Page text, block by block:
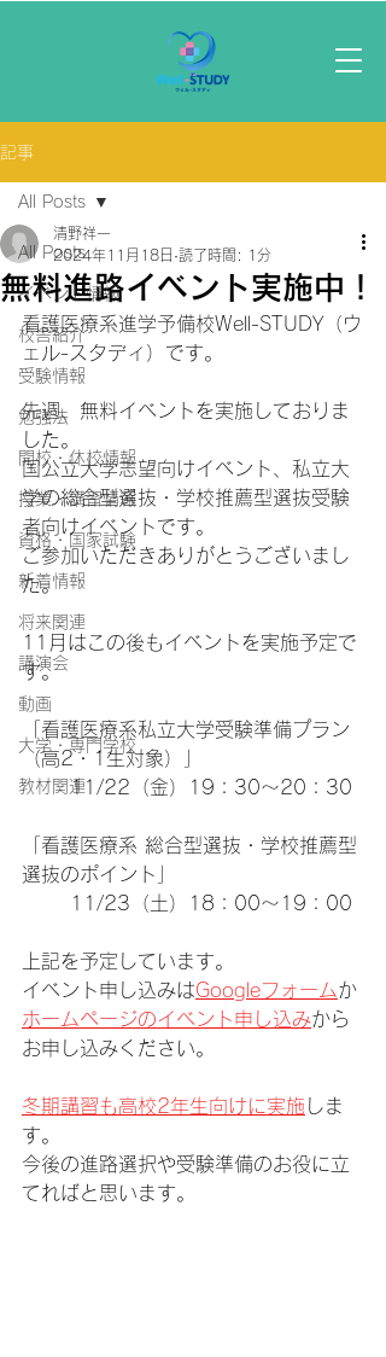
記事
All Posts
イベント情報
校舎紹介
受験情報
勉強法
開校・休校情報
授業・講習情報
資格・国家試験
新着情報
将来関連
講演会
動画
大学・専門学校
教材関連
All Posts
無料進路イベント実施中！
清野祥一
2024年11月18日 読了時間: 1分
看護医療系進学予備校Well-STUDY（ウ
ェル-スタディ）です。
先週、無料イベントを実施しておりま
した。
国公立大学志望向けイベント、私立大
学の総合型選抜・学校推薦型選抜受験
者向けイベントです。
ご参加いただきありがとうございまし
た。
11月はこの後もイベントを実施予定で
す。
「看護医療系私立大学受験準備プラン
（高2・1生対象）」
	11/22（金）19：30～20：30
「看護医療系 総合型選抜・学校推薦型
選抜のポイント」
	11/23（土）18：00～19：00
上記を予定しています。
イベント申し込みはGoogleフォームか
ホームページのイベント申し込みから
お申し込みください。
冬期講習も高校2年生向けに実施 しま
す。
今後の進路選択や受験準備のお役に立
てればと思います。